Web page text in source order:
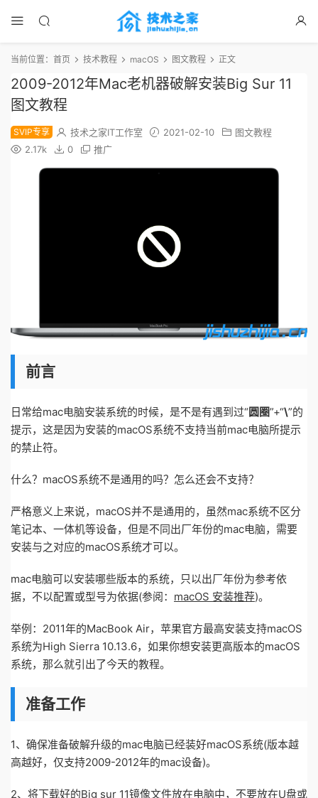
当前位置： 首页 技术教程 macOS 图文教程 正文
2009-2012年Mac老机器破解安装Big Sur 11
图文教程
SVIP专享 技术之家IT工作室 2021-02-10
图文教程
2.17k
0 推广
前言
日常给mac电脑安装系统的时候，是不是有遇到过“圆圈”+“\”的
提示，这是因为安装的macOS系统不支持当前mac电脑所提示
的禁止符。
什么？macOS系统不是通用的吗？怎么还会不支持？
严格意义上来说，macOS并不是通用的，虽然mac系统不区分
笔记本、一体机等设备，但是不同出厂年份的mac电脑，需要
安装与之对应的macOS系统才可以。
mac电脑可以安装哪些版本的系统，只以出厂年份为参考依
据，不以配置或型号为依据(参阅： macOS 安装推荐)。
举例：2011年的MacBook Air，苹果官方最高安装支持macOS
系统为High Sierra 10.13.6，如果你想安装更高版本的macOS
系统，那么就引出了今天的教程。
准备工作
1、确保准备破解升级的mac电脑已经装好macOS系统(版本越
高越好，仅支持2009-2012年的mac设备)。
2、将下载好的Big sur 11镜像文件放在电脑中，不要放在U盘或